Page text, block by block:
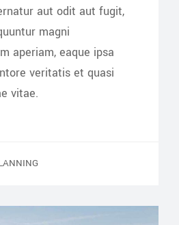
aut odit aut fugit,
magni
aperiam, eaque ipsa
veritatis et quasi
vitae.